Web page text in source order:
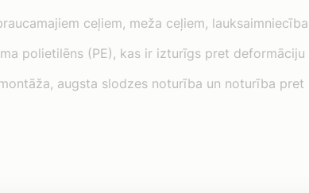
ceļiem, meža ceļiem,
polietilēns (PE), kas ir izturīgs pret deformāciju
augsta slodzes noturība un noturība pret